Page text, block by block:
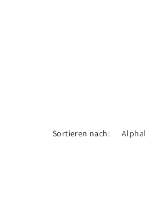
Sortieren nach: